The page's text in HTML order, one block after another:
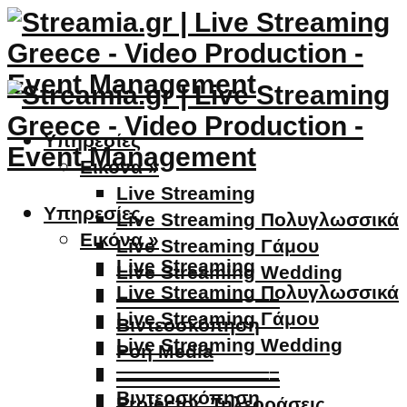
Υπηρεσίες
Εικόνα »
Live Streaming
Live Streaming Πολυγλωσσικά
Live Streaming Γάμου
Live Streaming Wedding
————————–
Βιντεοσκόπηση
Ροή Media
————————–
Υπηρεσίες
Εικόνα »
Live Streaming
Live Streaming Πολυγλωσσικά
Live Streaming Γάμου
Live Streaming Wedding
————————–
Βιντεοσκόπηση